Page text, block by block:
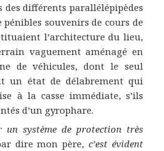
différents parallélépipèdes
pénibles souvenirs de cours de
l’architecture du lieu,
vaguement aménagé en
de véhicules, dont le seul
un état de délabrement qui
à la casse immédiate, s’ils
d’un gyrophare.
système de protection très
dire mon père, c’est évident